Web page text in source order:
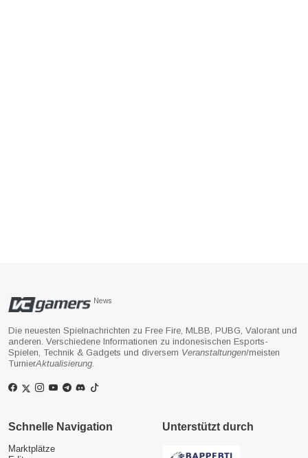
News
Die neuesten Spielnachrichten zu Free Fire, MLBB, PUBG, Valorant und
anderen. Verschiedene Informationen zu indonesischen Esports-
Spielen, Technik & Gadgets und diversem Veranstaltungen/meisten
TurnierAktualisierung.
Schnelle Navigation
Marktplätze
Unterstützt durch